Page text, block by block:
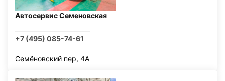
Автосервис Семеновская
+7 (495) 085-74-61
Семёновский пер, 4А